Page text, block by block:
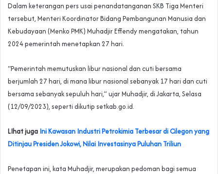
Dalam keterangan pers usai penandatanganan SKB Tiga Menteri
tersebut, Menteri Koordinator Bidang Pembangunan Manusia dan
Kebudayaan (Menko PMK) Muhadjir Effendy mengatakan, tahun
2024 pemerintah menetapkan 27 hari.
“Pemerintah memutuskan libur nasional dan cuti bersama
berjumlah 27 hari, di mana libur nasional sebanyak 17 hari dan cuti
bersama sebanyak sepuluh hari,” ujar Muhadjir, di Jakarta, Selasa
(12/09/2023), seperti dikutip setkab.go.id.
LIhat juga Ini Kawasan Industri Petrokimia Terbesar di Cilegon yang
Ditinjau Presiden Jokowi, Nilai Investasinya Puluhan Triliun
Penetapan ini, kata Muhadjir, merupakan pedoman bagi semua